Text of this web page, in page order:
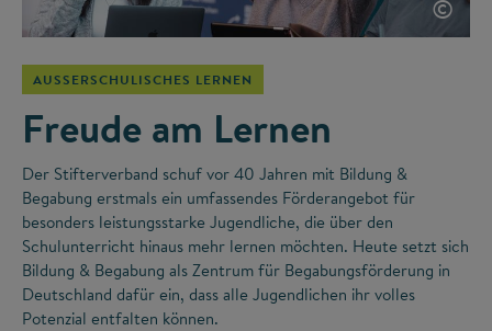
©
AUSSERSCHULISCHES LERNEN
Freude am Lernen
Der Stifterverband schuf vor 40 Jahren mit Bildung &
Begabung erstmals ein umfassendes Förderangebot für
besonders leistungsstarke Jugendliche, die über den
Schulunterricht hinaus mehr lernen möchten. Heute setzt sich
Bildung & Begabung als Zentrum für Begabungsförderung in
Deutschland dafür ein, dass alle Jugendlichen ihr volles
Potenzial entfalten können.